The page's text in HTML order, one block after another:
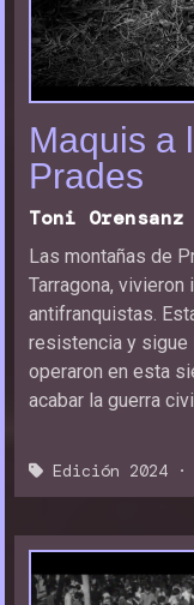
Maquis a
Prades
Toni Orensanz
Las montañas de
Tarragona,
antifranquistas.
resistencia y sigue
operaron en esta
acabar la guerra
Edición 2024 ·